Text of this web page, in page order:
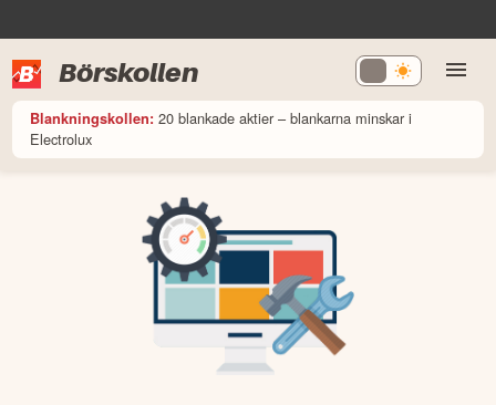
Börskollen
Blankningskollen: 20 blankade aktier – blankarna minskar i
Electrolux